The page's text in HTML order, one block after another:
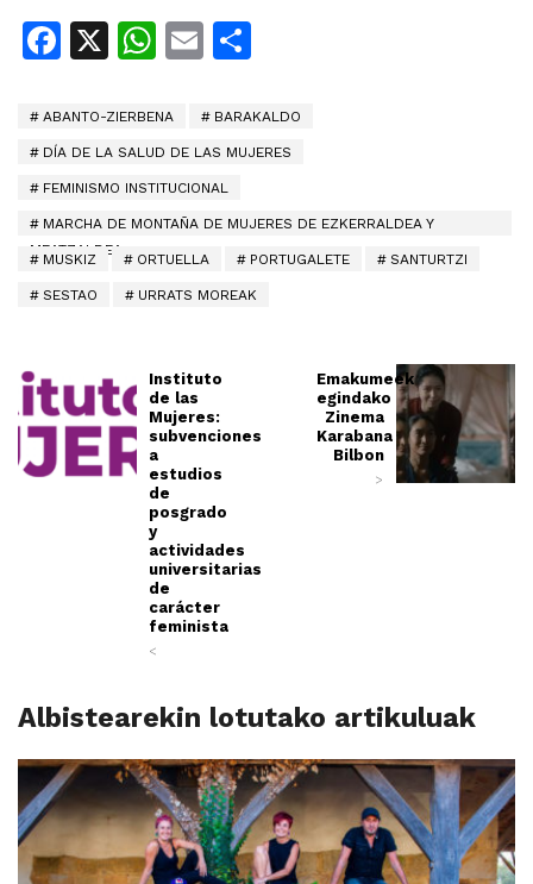
Facebook
X WhatsApp
Email
ABANTO-ZIERBENA BARAKALDO
DÍA DE LA SALUD DE LAS MUJERES
FEMINISMO INSTITUCIONAL
MARCHA DE MONTAÑA DE MUJERES DE EZKERRALDEA Y
MEATZALDEA
MUSKIZ ORTUELLA PORTUGALETE SANTURTZI
SESTAO URRATS MOREAK
Instituto
de las
Mujeres:
subvenciones
a
estudios
de
posgrado
y
actividades
universitarias
de
carácter
feminista
<
Emakumeek
egindako
Zinema
Karabana
Bilbon
>
Albistearekin lotutako artikuluak